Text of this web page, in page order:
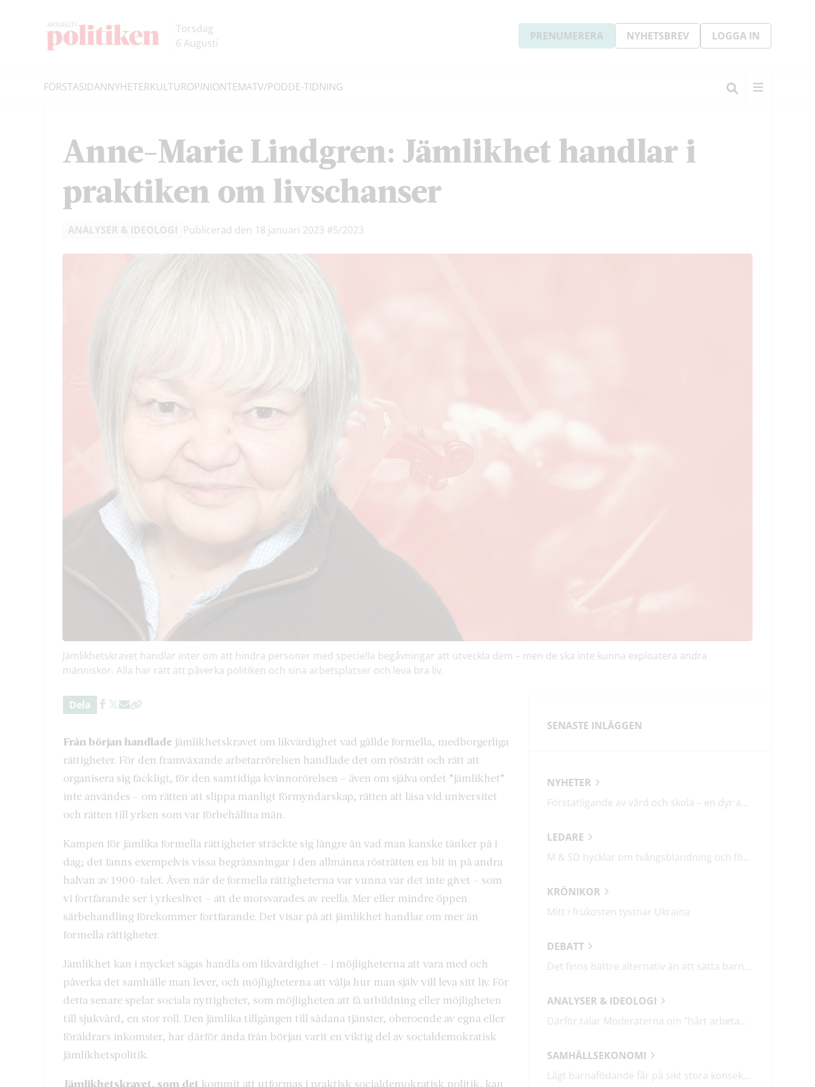
Torsdag
6 Augusti
PRENUMERERA NYHETSBREV LOGGA IN
FÖRSTASIDANNYHETERKULTUROPINIONTEMATV/PODDE-TIDNING
Anne-Marie Lindgren: Jämlikhet handlar i
praktiken om livschanser
ANALYSER & IDEOLOGI Publicerad den 18 januari 2023 #5/2023
Jämlikhetskravet handlar inter om att hindra personer med speciella begåvningar att utveckla dem – men de ska inte kunna exploatera andra
människor. Alla har rätt att påverka politiken och sina arbetsplatser och leva bra liv.
Dela
Från början handlade jämlikhetskravet om likvärdighet vad gällde formella, medborgerliga
rättigheter. För den framväxande arbetarrörelsen handlade det om rösträtt och rätt att
organisera sig fackligt, för den samtidiga kvinnorörelsen – även om själva ordet ”jämlikhet”
inte användes – om rätten att slippa manligt förmyndarskap, rätten att läsa vid universitet
och rätten till yrken som var förbehållna män.
Kampen för jämlika formella rättigheter sträckte sig längre än vad man kanske tänker på i
dag; det fanns exempelvis vissa begränsningar i den allmänna rösträtten en bit in på andra
halvan av 1900-talet. Även när de formella rättigheterna var vunna var det inte givet – som
vi fortfarande ser i yrkeslivet – att de motsvarades av reella. Mer eller mindre öppen
särbehandling förekommer fortfarande. Det visar på att jämlikhet handlar om mer än
formella rättigheter.
Jämlikhet kan i mycket sägas handla om likvärdighet – i möjligheterna att vara med och
påverka det samhälle man lever, och möjligheterna att välja hur man själv vill leva sitt liv. För
detta senare spelar sociala nyttigheter, som möjligheten att få utbildning eller möjligheten
till sjukvård, en stor roll. Den jämlika tillgången till sådana tjänster, oberoende av egna eller
föräldrars inkomster, har därför ända från början varit en viktig del av socialdemokratisk
jämlikhetspolitik.
Jämlikhetskravet, som det kommit att utformas i praktisk socialdemokratisk politik, kan
SENASTE INLÄGGEN
NYHETER
Förstatligande av vård och skola – en dyr affär med osäkert utfall
LEDARE
M & SD hycklar om tvångsblandning och förvärrar segregationen
KRÖNIKOR
Mitt i frukosten tystnar Ukraina
DEBATT
Det finns bättre alternativ än att sätta barn i fängelse
ANALYSER & IDEOLOGI
Därför talar Moderaterna om ”hårt arbetande människor”
SAMHÄLLSEKONOMI
Lågt barnafödande får på sikt stora konsekvenser